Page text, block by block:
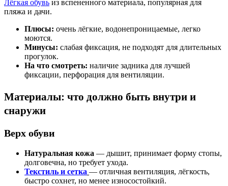
Лёгкая обувь из вспененного материала, популярная для
пляжа и дачи.
Плюсы: очень лёгкие, водонепроницаемые, легко
моются.
Минусы: слабая фиксация, не подходят для длительных
прогулок.
На что смотреть: наличие задника для лучшей
фиксации, перфорация для вентиляции.
Материалы: что должно быть внутри и
снаружи
Верх обуви
Натуральная кожа — дышит, принимает форму стопы,
долговечна, но требует ухода.
Текстиль и сетка — отличная вентиляция, лёгкость,
быстро сохнет, но менее износостойкий.